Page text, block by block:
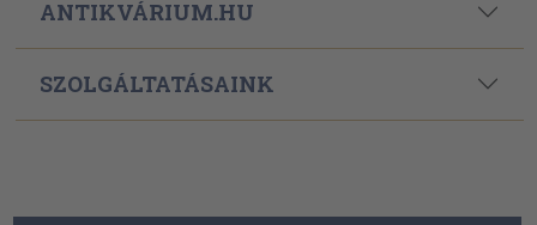
ANTIKVÁRIUM.HU
SZOLGÁLTATÁSAINK